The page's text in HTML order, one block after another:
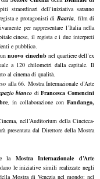
straordinari dell’iniziativa saranno
e protagonisti di Baarìa, film di
per rappresentare l’Italia nella
cinese, il regista e i due interpreti
e pubblico.
unnuovo cineclubnel quartiere dell’ex
a 120 chilometri dalla capitale. Il
al cinema di qualità.
alla 66. Mostra Internazionale d’Arte
bianco diFrancesca Comencini
, in collaborazione conFandango,
nell’Auditorium della Cineteca-
presentata dal Direttore della Mostra
la Mostra Internazionale d’Arte
le iniziative simili realizzate negli
Mostra di Venezia nel mondo: nel